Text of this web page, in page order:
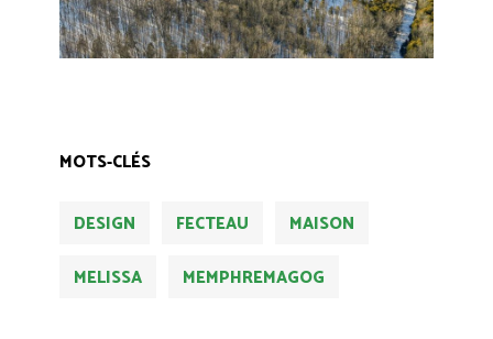
MOTS-CLÉS
DESIGN FECTEAU
MAISON
MELISSA
MEMPHREMAGOG